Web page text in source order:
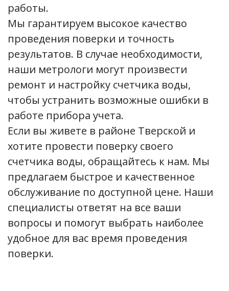
работы.
Мы гарантируем высокое качество
проведения поверки и точность
результатов. В случае необходимости,
наши метрологи могут произвести
ремонт и настройку счетчика воды,
чтобы устранить возможные ошибки в
работе прибора учета.
Если вы живете в районе Тверской и
хотите провести поверку своего
счетчика воды, обращайтесь к нам. Мы
предлагаем быстрое и качественное
обслуживание по доступной цене. Наши
специалисты ответят на все ваши
вопросы и помогут выбрать наиболее
удобное для вас время проведения
поверки.